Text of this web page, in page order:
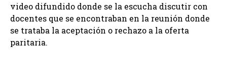
video difundido donde se la escucha discutir con
docentes que se encontraban en la reunión donde
se trataba la aceptación o rechazo a la oferta
paritaria.